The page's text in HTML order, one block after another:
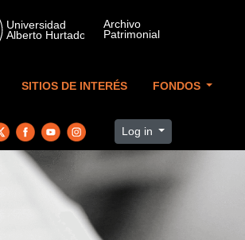
SITIOS DE INTERÉS FONDOS
Log in